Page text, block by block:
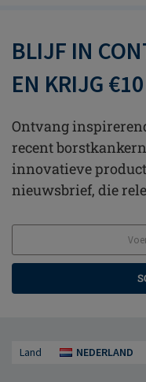
BLIJF IN
EN KRIJG
Ontvang
recent
innovatieve
nieuwsbrief, die
Land NEDERLAND